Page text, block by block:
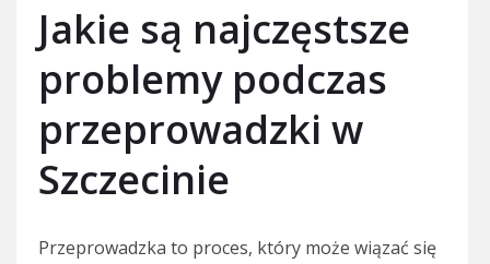
Jakie są najczęstsze
problemy podczas
przeprowadzki w
Szczecinie
Przeprowadzka to proces, który może wiązać się